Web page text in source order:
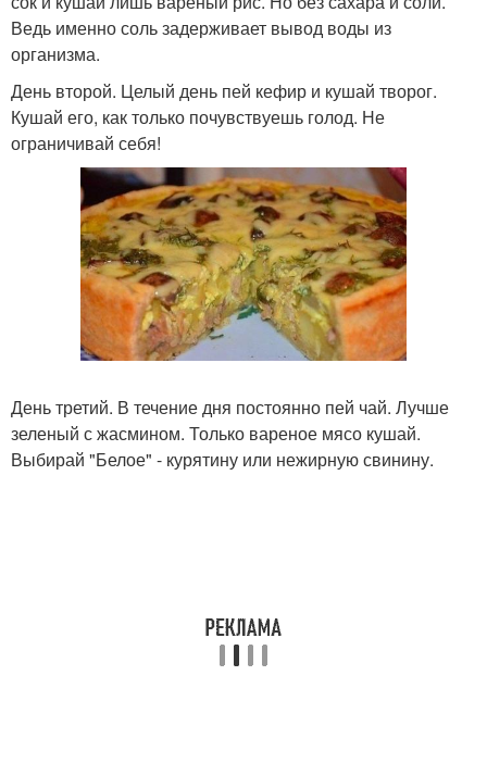
Ведь именно соль задерживает вывод воды из
организма.
День второй. Целый день пей кефир и кушай творог.
Кушай его, как только почувствуешь голод. Не
ограничивай себя!
День третий. В течение дня постоянно пей чай. Лучше
зеленый с жасмином. Только вареное мясо кушай.
Выбирай "Белое" - курятину или нежирную свинину.